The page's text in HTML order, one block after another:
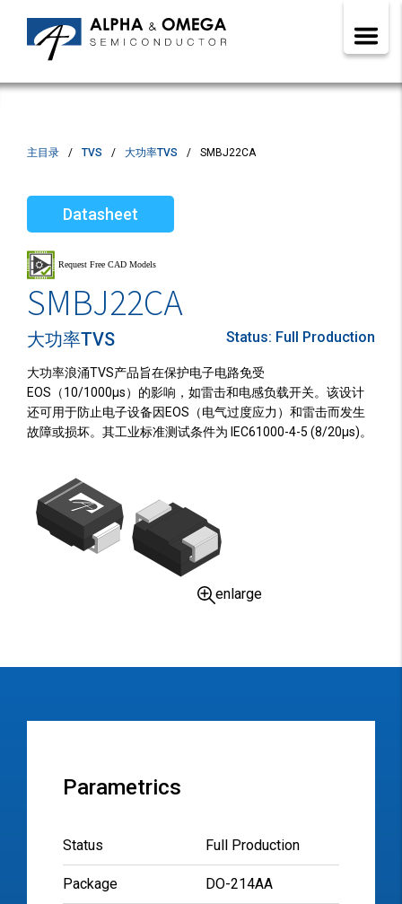
主目录 TVS 大功率TVS SMBJ22CA
Datasheet
SMBJ22CA
大功率TVS Status: Full Production
大功率浪涌TVS产品旨在保护电子电路免受
EOS（10/1000µs）的影响，如雷击和电感负载开关。该设计
还可用于防止电子设备因EOS（电气过度应力）和雷击而发生
故障或损坏。其工业标准测试条件为 IEC61000-4-5 (8/20µs)。
enlarge
Parametrics
Status Full Production
Package DO-214AA